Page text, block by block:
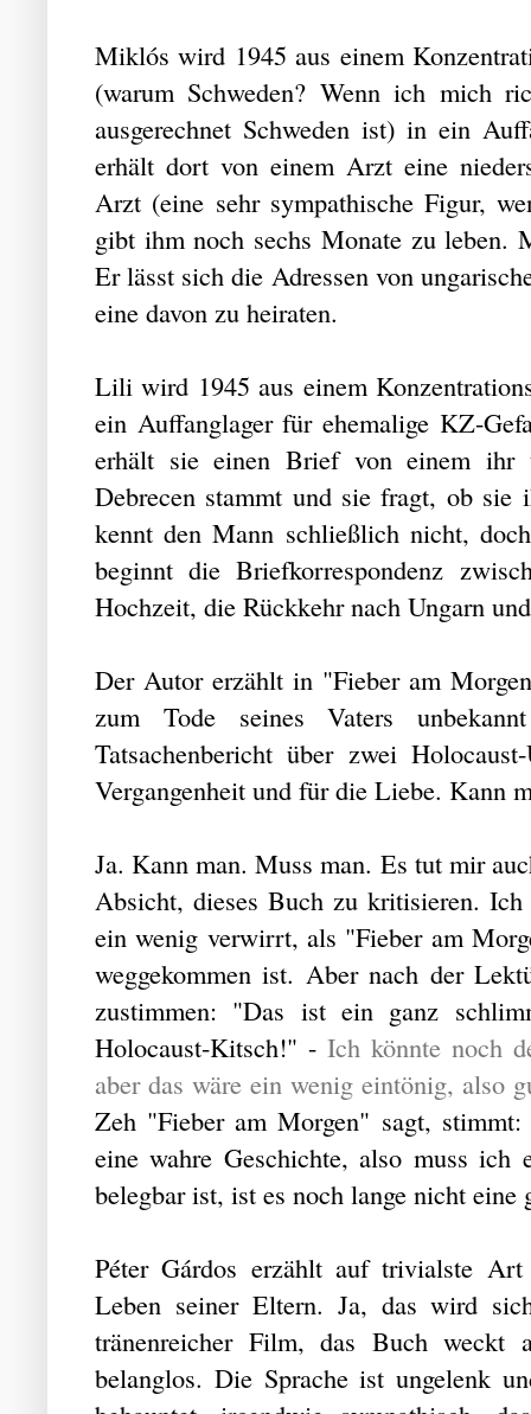
Miklós wird 1945 aus einem
(warum Schweden? Wenn ich mich
ausgerechnet Schweden ist) in ein
erhält dort von einem Arzt eine
Arzt (eine sehr sympathische Figur,
gibt ihm noch sechs Monate zu leben.
Er lässt sich die Adressen von
eine davon zu heiraten.
Lili wird 1945 aus einem
ein Auffanglager für ehemalige KZ-
erhält sie einen Brief von einem ihr
Debrecen stammt und sie fragt, ob
kennt den Mann schließlich nicht,
beginnt die Briefkorrespondenz
Hochzeit, die Rückkehr nach Ungarn
Der Autor erzählt in "Fieber am
zum Tode seines Vaters
Tatsachenbericht über zwei
Vergangenheit und für die Liebe. Kann
Ja. Kann man. Muss man. Es tut mir
Absicht, dieses Buch zu kritisieren.
ein wenig verwirrt, als "Fieber am
weggekommen ist. Aber nach der
zustimmen: "Das ist ein ganz
Holocaust-Kitsch!" -Ich könnte noch
aber das wäre ein wenig eintönig, also
Zeh "Fieber am Morgen" sagt,
eine wahre Geschichte, also muss
belegbar ist, ist es noch lange nicht eine
Péter Gárdos erzählt auf trivialste
Leben seiner Eltern. Ja, das wird
tränenreicher Film, das Buch
belanglos. Die Sprache ist ungelenk